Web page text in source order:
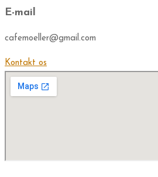
E-mail
cafemoeller@gmail.com
Kontakt os